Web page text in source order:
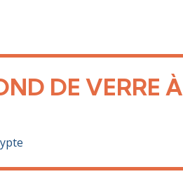
DE VERRE À